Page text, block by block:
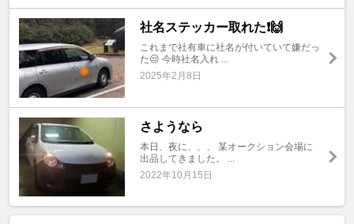
社名ステッカー取れた❗️🙌
これまで社有車に社名が付いていて嫌だっ
た😒 今時社名入れ ...
2025年2月8日
さようなら
本日、夜に、、、 某オークション会場に
出品してきました。 ...
2022年10月15日